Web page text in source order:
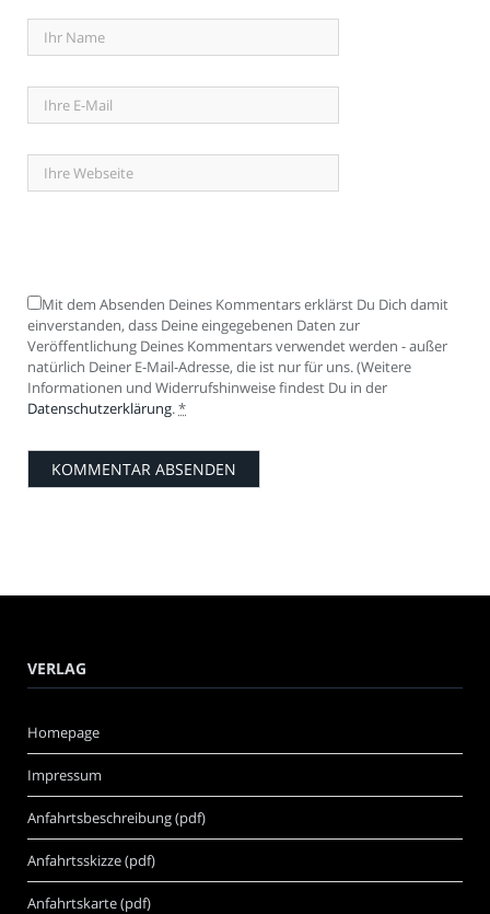
Mit dem Absenden Deines Kommentars erklärst Du Dich damit
einverstanden, dass Deine eingegebenen Daten zur
Veröffentlichung Deines Kommentars verwendet werden - außer
natürlich Deiner E-Mail-Adresse, die ist nur für uns. (Weitere
Informationen und Widerrufshinweise findest Du in der
Datenschutzerklärung.*
VERLAG
Homepage
Impressum
Anfahrtsbeschreibung (pdf)
Anfahrtsskizze (pdf)
Anfahrtskarte (pdf)